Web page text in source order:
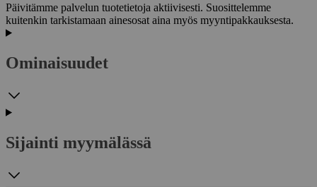
Päivitämme palvelun tuotetietoja aktiivisesti. Suosittelemme
kuitenkin tarkistamaan ainesosat aina myös myyntipakkauksesta.
Ominaisuudet
Sijainti myymälässä